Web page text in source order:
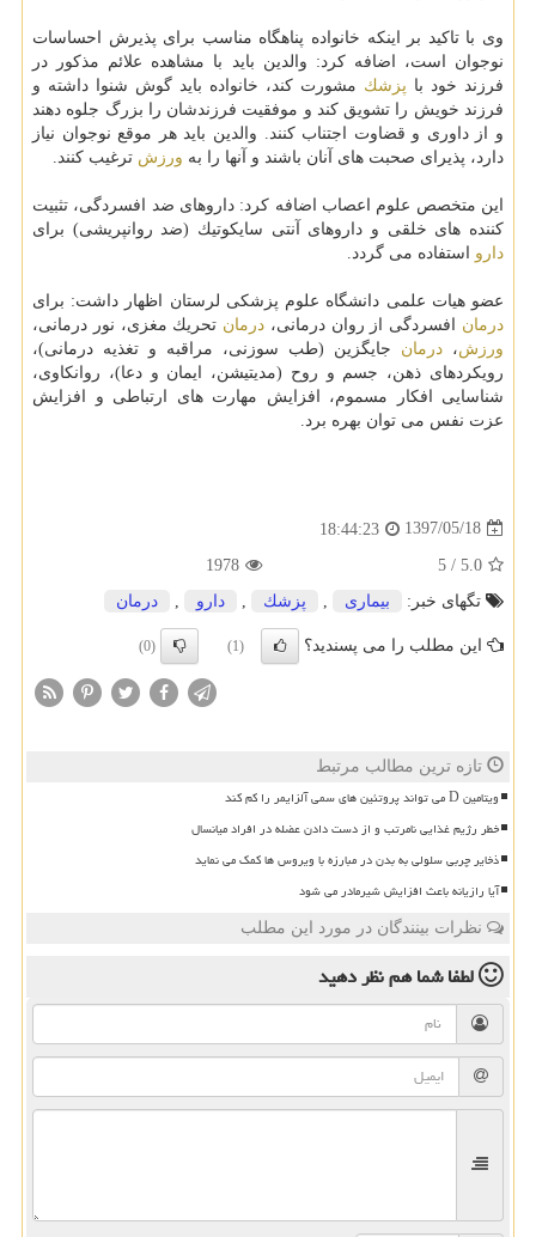
وی با تاكید بر اینكه خانواده پناهگاه مناسب برای پذیرش احساسات
نوجوان است، اضافه كرد: والدین باید با مشاهده علائم مذكور در
فرزند خود با پزشك مشورت كند، خانواده باید گوش شنوا داشته و
فرزند خویش را تشویق كند و موفقیت فرزندشان را بزرگ جلوه دهند
و از داوری و قضاوت اجتناب كنند. والدین باید هر موقع نوجوان نیاز
دارد، پذیرای صحبت های آنان باشند و آنها را به ورزش ترغیب كنند.
این متخصص علوم اعصاب اضافه كرد: داروهای ضد افسردگی، تثبیت
كننده های خلقی و داروهای آنتی سایكوتیك (ضد روانپریشی) برای
دارو استفاده می گردد.
عضو هیات علمی دانشگاه علوم پزشكی لرستان اظهار داشت: برای
درمان افسردگی از روان درمانی، درمان تحریك مغزی، نور درمانی،
ورزش، درمان جایگزین (طب سوزنی، مراقبه و تغذیه درمانی)،
رویكردهای ذهن، جسم و روح (مدیتیشن، ایمان و دعا)، روانكاوی،
شناسایی افكار مسموم، افزایش مهارت های ارتباطی و افزایش
عزت نفس می توان بهره برد.
1397/05/18
18:44:23
5.0
/
5
1978
تگهای خبر:
بیماری پزشك دارو درمان
این مطلب را می پسندید؟ (1)
(0)
تازه ترین مطالب مرتبط
ویتامین D می تواند پروتئین های سمی آلزایمر را کم کند
خطر رژیم غذایی نامرتب و از دست دادن عضله در افراد میانسال
ذخایر چربی سلولی به بدن در مبارزه با ویروس ها کمک می نماید
آیا رازیانه باعث افزایش شیرمادر می شود
نظرات بینندگان در مورد این مطلب
لطفا شما همنظر دهید